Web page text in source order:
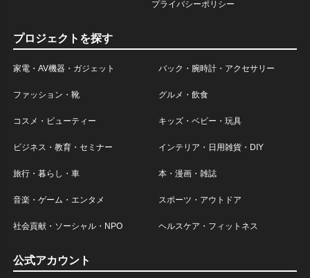
プライバシーポリシー
プロジェクトを探す
家電・AV機器・ガジェット バック・腕時計・アクセサリー
ファッション・靴 グルメ・飲食
コスメ・ビューティー キッズ・ベビー・玩具
ビジネス・教育・セミナー インテリア・日用雑貨・DIY
旅行・暮らし・車 本・漫画・雑誌
音楽・ゲーム・エンタメ スポーツ・アウトドア
社会貢献・ソーシャル・NPO ヘルスケア・フィットネス
公式アカウント